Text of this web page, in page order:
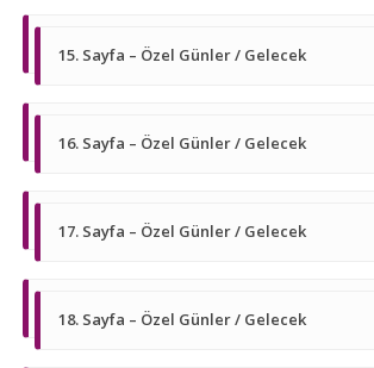
15. Sayfa – Özel Günler / Gelecek
16. Sayfa – Özel Günler / Gelecek
17. Sayfa – Özel Günler / Gelecek
18. Sayfa – Özel Günler / Gelecek